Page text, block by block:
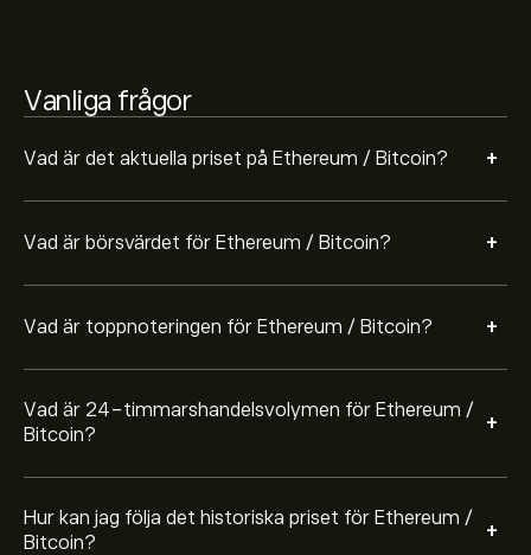
Vanliga frågor
Vad är det aktuella priset på Ethereum / Bitcoin? +
Vad är börsvärdet för Ethereum / Bitcoin? +
Vad är toppnoteringen för Ethereum / Bitcoin? +
Vad är 24-timmarshandelsvolymen för Ethereum /
Bitcoin?
+
Hur kan jag följa det historiska priset för Ethereum /
Bitcoin?
+
Ethereum / Bitcoin. Priset på Ethereum / Bitcoin har
fluktuerat mellan -0.01‎₿‎ under det senaste året.
För att köpa ETHBTC, besök sidan "Ethereum / Bitcoin
(ETHBTC)" eToros hemsida. När du har skapat ett
konto och satt in pengar klickar du på "Handla"-
kommer att köpa ETHBTC till ett angivet pris i